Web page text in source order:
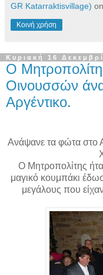
GR Katarraktisvillage) on
Κοινή χρήση
Κυριακή 16
Ο
Οινουσσών
Αργέντικο.
Ανάψανε τα φώτα στο
Ο Μητροπολίτης
μαγικό κουμπάκι
μεγάλους που